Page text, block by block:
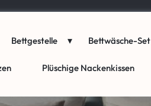
Bettgestelle Bettwäsche-Set
Plüschige Nackenkissen